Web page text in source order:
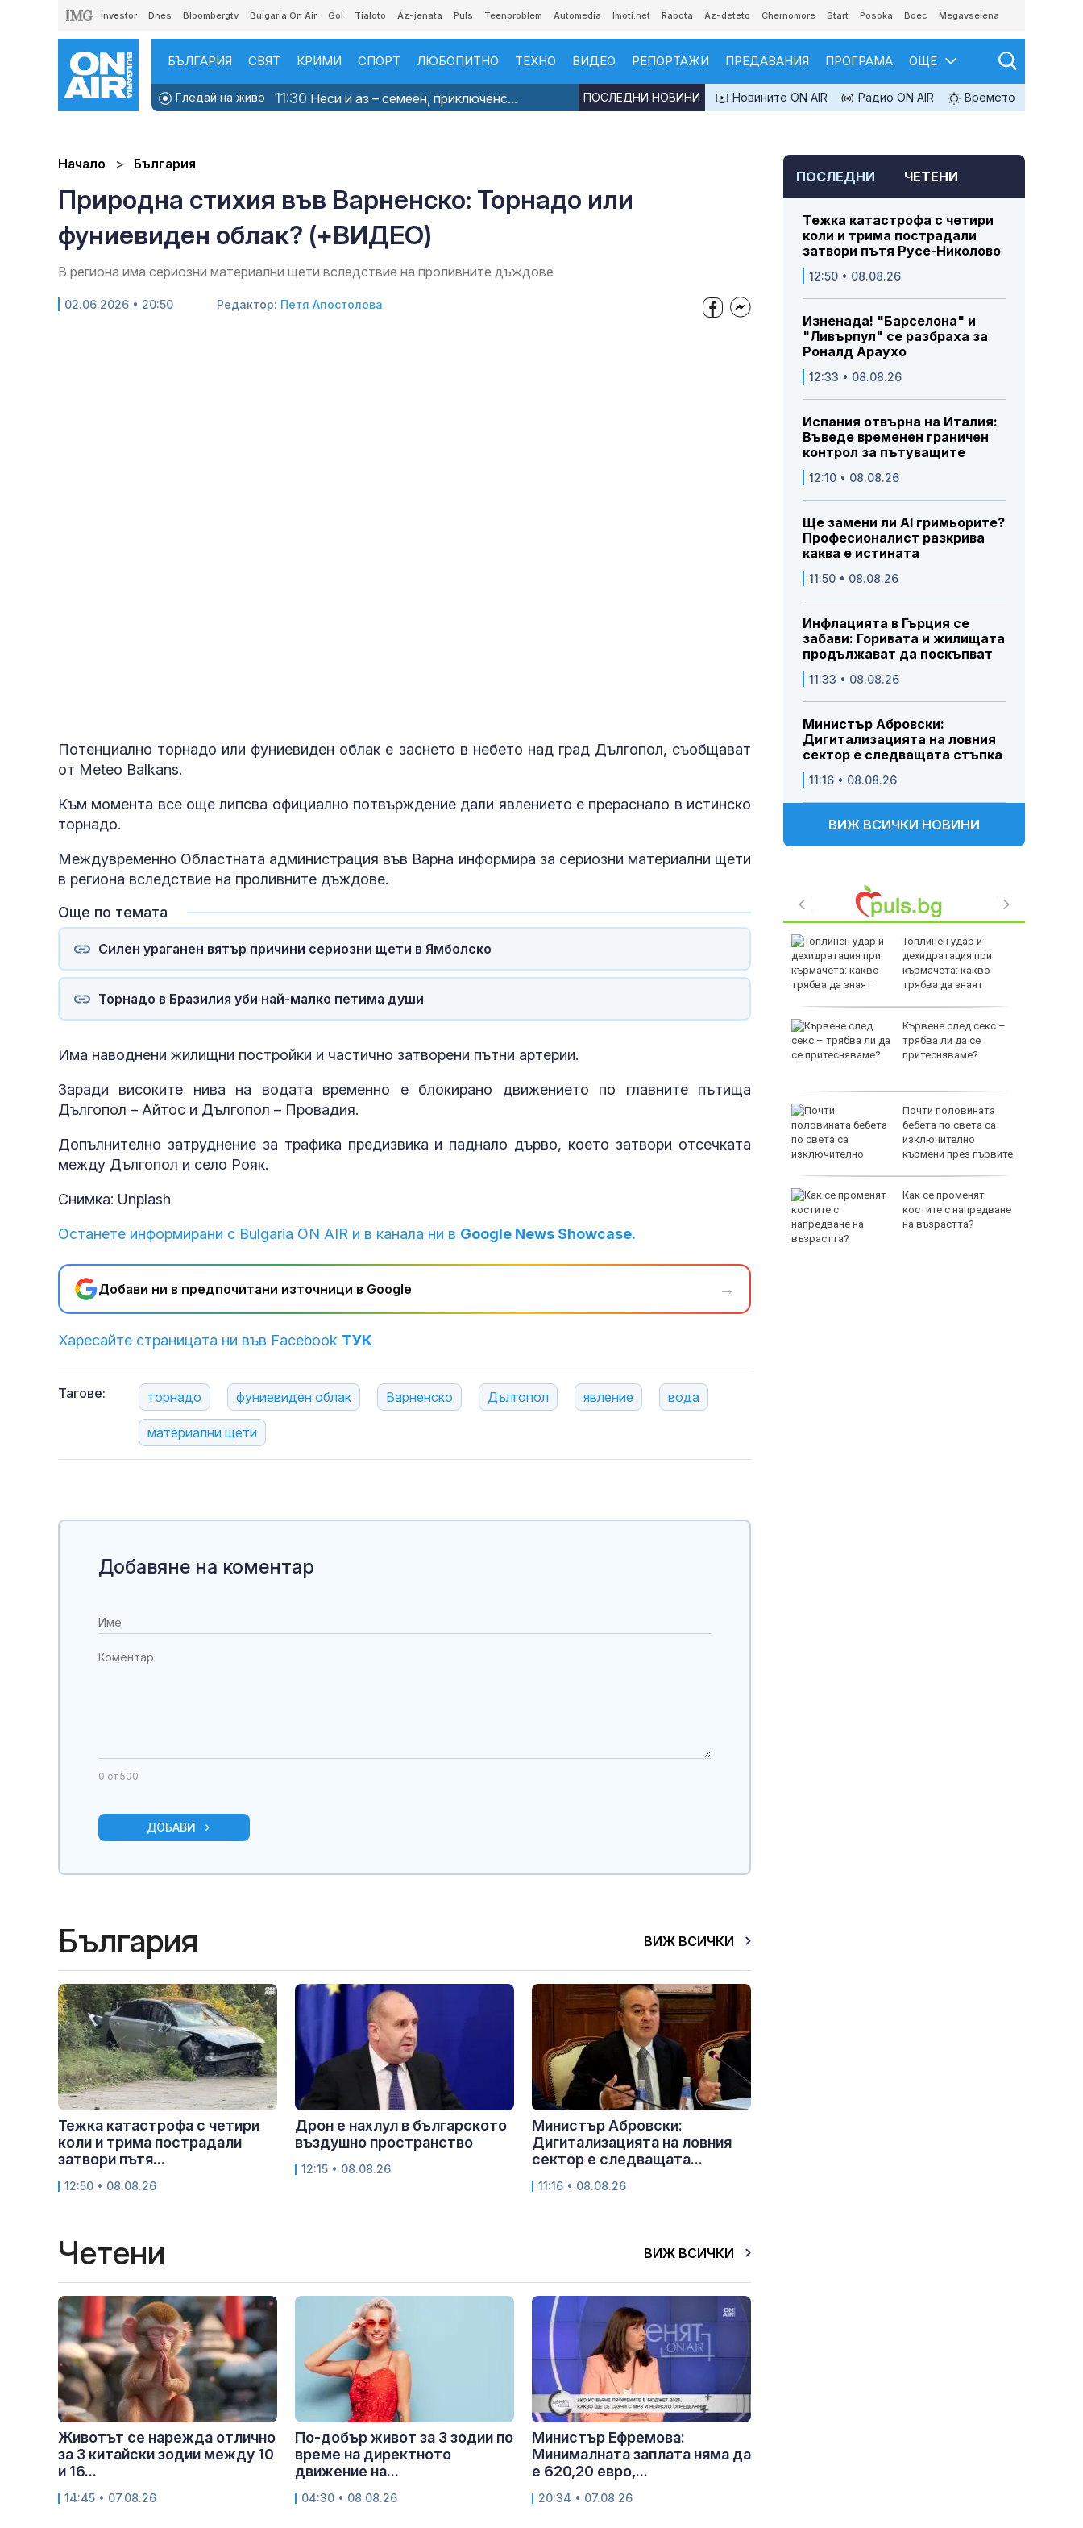
Investor Dnes Bloombergtv Bulgaria On Air Gol Tialoto Az-jenata Puls Teenproblem Automedia Imoti.net Rabota Az-deteto Chernomore Start Posoka Boec Megavselena
БЪЛГАРИЯ СВЯТ КРИМИ СПОРТ ЛЮБОПИТНО ТЕХНО ВИДЕО РЕПОРТАЖИ ПРЕДАВАНИЯ ПРОГРАМА ОЩЕ
Гледай на живо 11:30 Неси и аз – семеен, приключенс... Новините ON AIR Радио ON AIR Времето
ПОСЛЕДНИ НОВИНИ
Начало България
Природна стихия във Варненско: Торнадо или
фуниевиден облак? (+ВИДЕО)
В региона има сериозни материални щети вследствие на проливните дъждове
02.06.2026 • 20:50 Редактор: Петя Апостолова
Потенциално торнадо или фуниевиден облак е заснето в небето над град Дългопол, съобщават
от Meteo Balkans.
Към момента все още липсва официално потвърждение дали явлението е прераснало в истинско
торнадо.
Междувременно Областната администрация във Варна информира за сериозни материални щети
в региона вследствие на проливните дъждове.
Още по темата
Силен ураганен вятър причини сериозни щети в Ямболско
Торнадо в Бразилия уби най-малко петима души
Има наводнени жилищни постройки и частично затворени пътни артерии.
Заради високите нива на водата временно е блокирано движението по главните пътища
Дългопол – Айтос и Дългопол – Провадия.
Допълнително затруднение за трафика предизвика и паднало дърво, което затвори отсечката
между Дългопол и село Рояк.
Снимка: Unplash
Останете информирани с Bulgaria ON AIR и в канала ни в Google News Showcase.
Добави ни в предпочитани източници в Google →
Харесайте страницата ни във Facebook ТУК
Тагове: торнадо фуниевиден облак Варненско Дългопол явление вода
материални щети
ПОСЛЕДНИ ЧЕТЕНИ
Тежка катастрофа с четири
коли и трима пострадали
затвори пътя Русе-Николово
12:50 • 08.08.26
Изненада! "Барселона" и
"Ливърпул" се разбраха за
Роналд Араухо
12:33 • 08.08.26
Испания отвърна на Италия:
Въведе временен граничен
контрол за пътуващите
12:10 • 08.08.26
Ще замени ли AI гримьорите?
Професионалист разкрива
каква е истината
11:50 • 08.08.26
Инфлацията в Гърция се
забави: Горивата и жилищата
продължават да поскъпват
11:33 • 08.08.26
Министър Абровски:
Дигитализацията на ловния
сектор е следващата стъпка
11:16 • 08.08.26
ВИЖ ВСИЧКИ НОВИНИ
усилихме
наблюденията върху
Русия след украински
удар с дронове
Топлинен удар и
дехидратация при
кърмачета: какво
трябва да знаят
Кървене след секс –
трябва ли да се
притесняваме?
Почти половината
бебета по света са
изключително
кърмени през първите
Как се променят
костите с напредване
на възрастта?
Добавяне на коментар
0 от 500
ДОБАВИ
България ВИЖ ВСИЧКИ
Тежка катастрофа с четири
коли и трима пострадали
затвори пътя...
12:50 • 08.08.26
Дрон е нахлул в българското
въздушно пространство
12:15 • 08.08.26
Министър Абровски:
Дигитализацията на ловния
сектор е следващата...
11:16 • 08.08.26
Четени ВИЖ ВСИЧКИ
Животът се нарежда отлично
за 3 китайски зодии между 10
и 16...
14:45 • 07.08.26
По-добър живот за 3 зодии по
време на директното
движение на...
04:30 • 08.08.26
Министър Ефремова:
Минималната заплата няма да
е 620,20 евро,...
20:34 • 07.08.26